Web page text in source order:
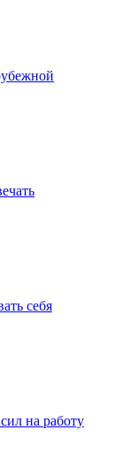
себя
на работу